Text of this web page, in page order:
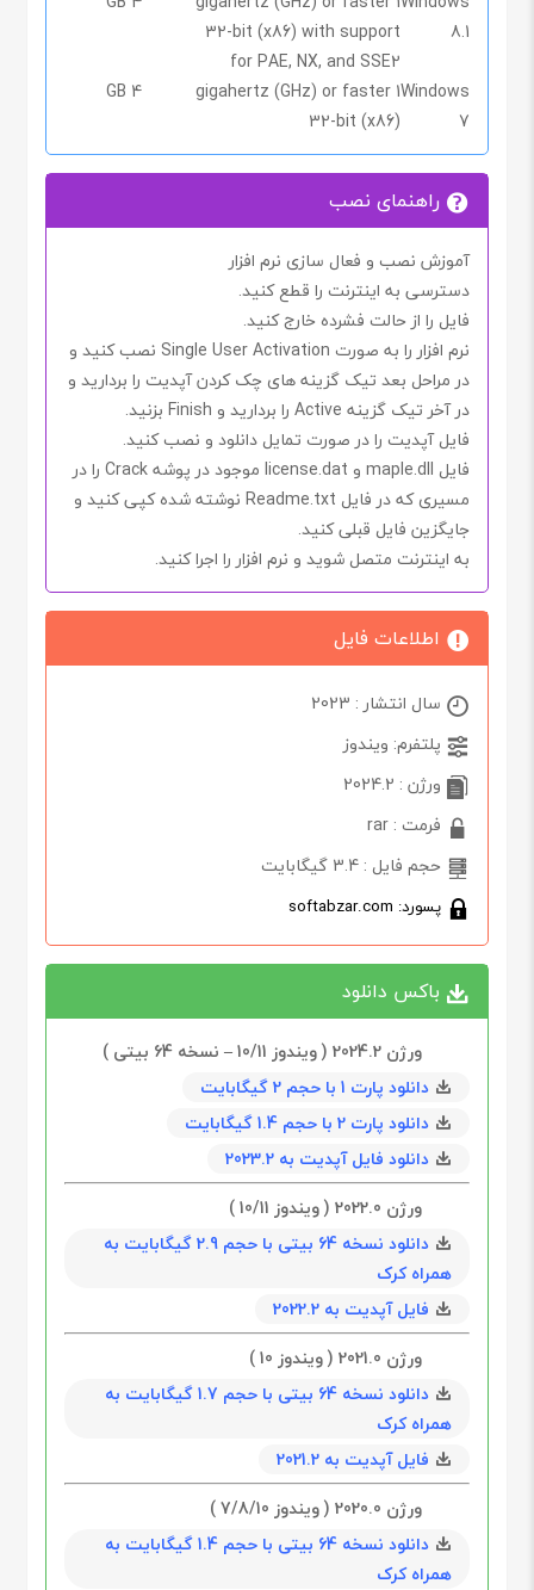
8.1
32-bit (x86) with support
for PAE, NX, and SSE2
Windows
7
1 gigahertz (GHz) or faster
32-bit (x86)
4 GB
راهنمای نصب
آموزش نصب و فعال سازی نرم افزار
دسترسی به اینترنت را قطع کنید.
فایل را از حالت فشرده خارج کنید.
نرم افزار را به صورت Single User Activation نصب کنید و
در مراحل بعد تیک گزینه های چک کردن آپدیت را بردارید و
در آخر تیک گزینه Active را بردارید و Finish بزنید.
فایل آپدیت را در صورت تمایل دانلود و نصب کنید.
فایل maple.dll و license.dat موجود در پوشهCrack را در
مسیری که در فایل Readme.txt نوشته شده کپی کنید و
جایگزین فایل قبلی کنید.
به اینترنت متصل شوید و نرم افزار را اجرا کنید.
اطلاعات فایل
سال انتشار : 2023
پلتفرم: ویندوز
ورژن : 2024.2
فرمت : rar
حجم فایل : 3.4 گیگابایت
پسورد: softabzar.com
باکس دانلود
ورژن 2024.2 ( ویندوز 10/11 – نسخه 64 بیتی )
دانلود پارت 1 با حجم 2 گیگابایت
دانلود پارت 2 با حجم 1.4 گیگابایت
دانلود فایل آپدیت به 2023.2
ورژن 2022.0 ( ویندوز 10/11 )
دانلود نسخه 64 بیتی با حجم 2.9 گیگابايت به
همراه کرک
فایل آپدیت به 2022.2
ورژن 2021.0 ( ویندوز 10 )
دانلود نسخه 64 بیتی با حجم 1.7 گیگابايت به
همراه کرک
فایل آپدیت به 2021.2
ورژن 2020.0 ( ویندوز 7/8/10 )
د
انلود نسخه 64 بیتی با حجم 1.4 گیگابايت به
همراه کرک